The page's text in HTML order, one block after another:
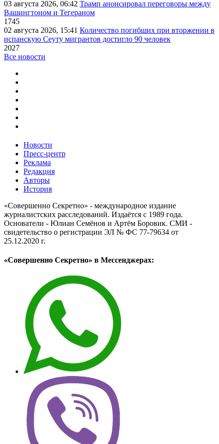
03 августа 2026, 06:42 Трамп анонсировал переговоры между
Вашингтоном и Тегераном
1745
02 августа 2026, 15:41 Количество погибших при вторжении в
испанскую Сеуту мигрантов достигло 90 человек
2027
Все новости
Новости
Пресс-центр
Реклама
Редакция
Авторы
История
«Совершенно Секретно» - международное издание
журналистских расследований. Издаётся с 1989 года.
Основатели - Юлиан Семёнов и Артём Боровик. CМИ -
свидетельство о регистрации ЭЛ № ФС 77-79634 от
25.12.2020 г.
«Совершенно Секретно» в Мессенджерах: